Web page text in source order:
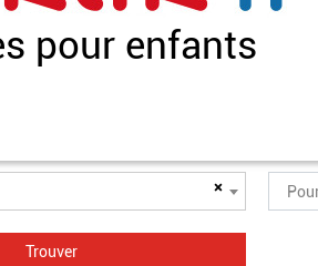
pour enfants
×